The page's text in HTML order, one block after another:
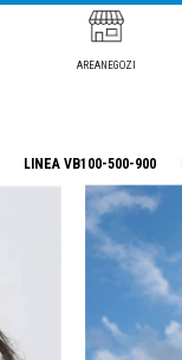
AREANEGOZI
LINEA VB100-500-900